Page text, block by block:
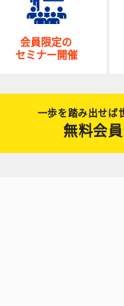
会員限定の
セミナー開催
一歩を踏み出せば
無料会